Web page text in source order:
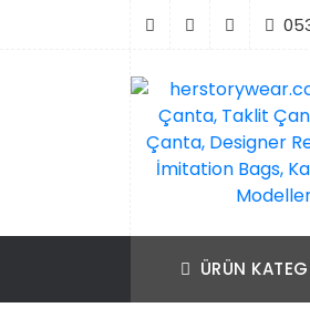
İmitation Bags,
ÜRÜN